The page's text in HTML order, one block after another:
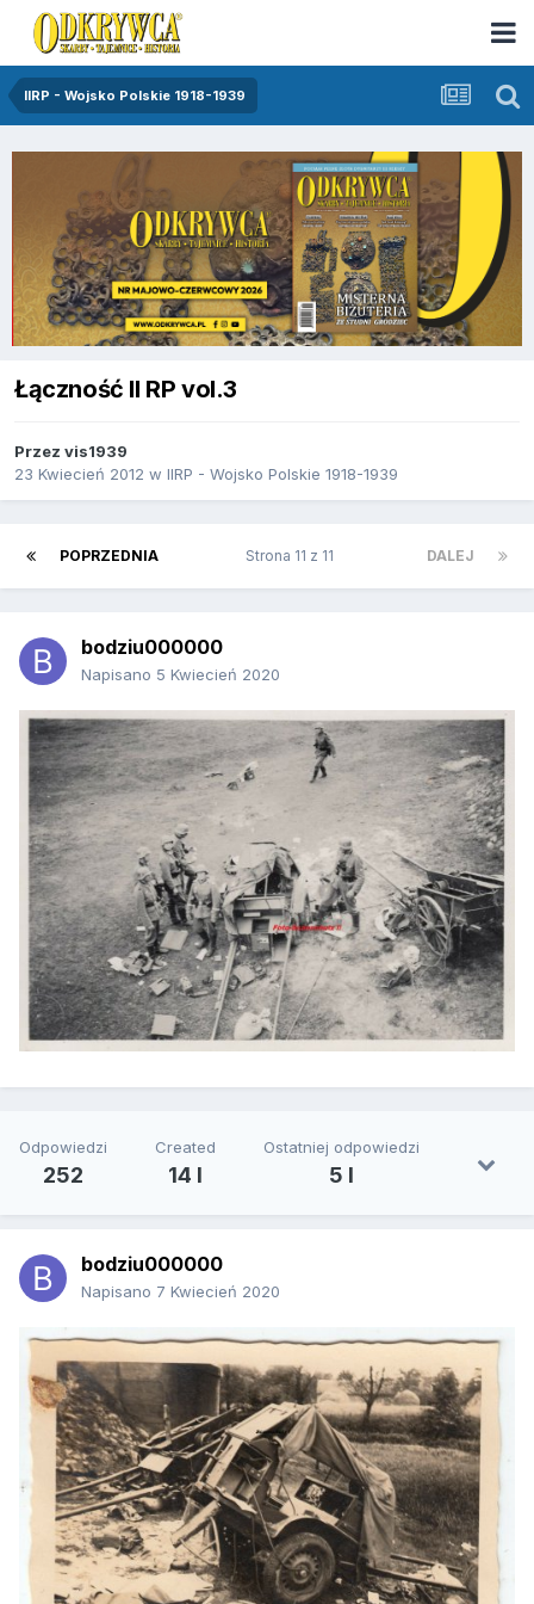
IIRP - Wojsko Polskie 1918-1939
Łączność II RP vol.3
Przez vis1939
23 Kwiecień 2012 w IIRP - Wojsko Polskie 1918-1939
POPRZEDNIA DALEJ
Strona 11 z 11
bodziu000000
Napisano 5 Kwiecień 2020
Odpowiedzi
252
Created
14 l
Ostatniej odpowiedzi
5 l
bodziu000000
Napisano 7 Kwiecień 2020